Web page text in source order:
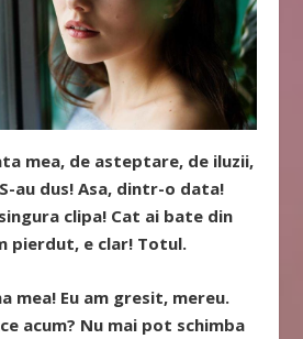
mea, de asteptare, de iluzii,
au dus! Asa, dintr-o data!
clipa! Cat ai bate din
pierdut, e clar! Totul.
mea! Eu am gresit, mereu.
acum? Nu mai pot schimba